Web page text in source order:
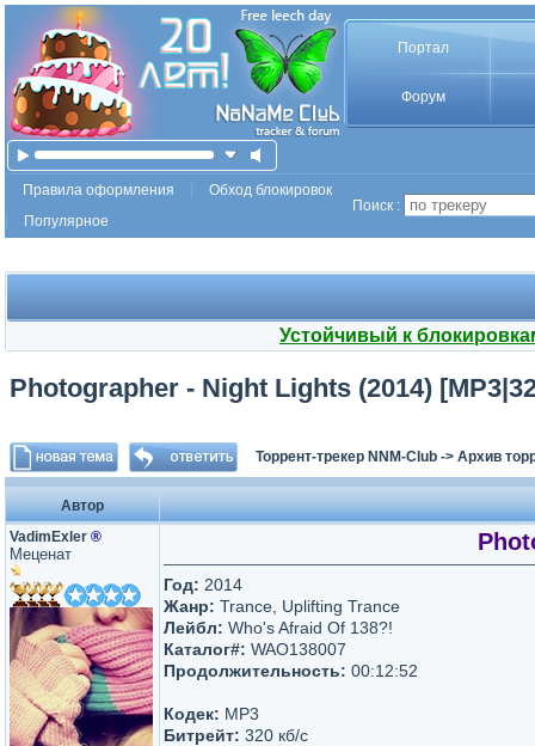
Портал
Форум
Правила оформления
Обход блокировок
Популярное
Поиск :
Устойчивый к
Photographer - Night Lights (2014)
Торрент-трекер NNM-Club -> Архив
Автор
VadimExler ®
Меценат
Год: 2014
Жанр: Trance, Uplifting Trance
Лейбл: Who's Afraid Of 138?!
Каталог#: WAO138007
Продолжительность: 00:12:52
Кодек: MP3
Битрейт: 320 кб/с